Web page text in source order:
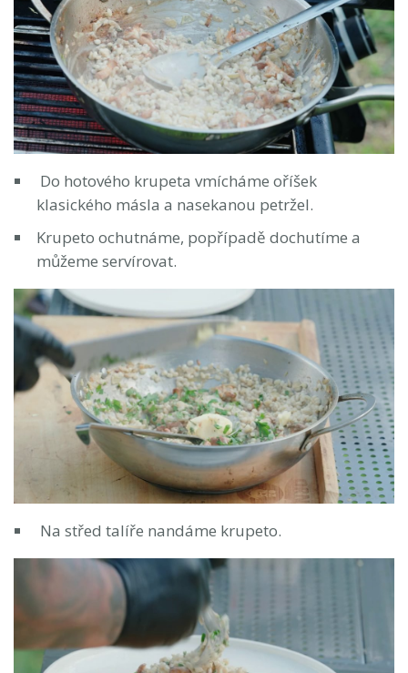
Do hotového krupeta vmícháme oříšek
klasického másla a nasekanou petržel.
Krupeto ochutnáme, popřípadě dochutíme a
můžeme servírovat.
Na střed talíře nandáme krupeto.